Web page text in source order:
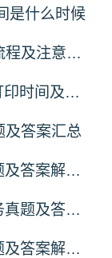
是什么时候
2026年二级建造师准考证打印流程及注意事项
2026年二级建造师考试准考证打印时间及打印入口汇总（全国各省）
及答案汇总
2026年二级建造师矿业实务真题及答案解析（考后更新）
2026年二级建造师水利水电实务真题及答案解析（已更新）
2026年二级建造师公路实务真题及答案解析（已更新）